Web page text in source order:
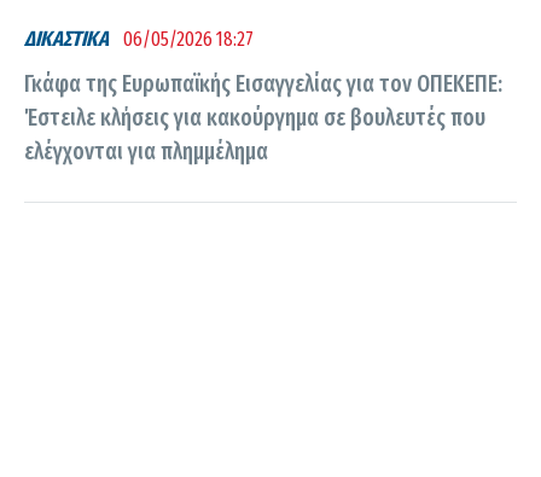
ΔΙΚΑΣΤΙΚΑ 06/05/2026 18:27
Γκάφα της Ευρωπαϊκής Εισαγγελίας για τον ΟΠΕΚΕΠΕ:
Έστειλε κλήσεις για κακούργημα σε βουλευτές που
ελέγχονται για πλημμέλημα